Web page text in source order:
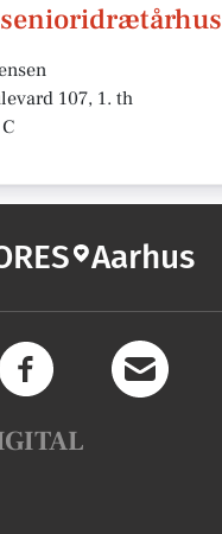
107, 1. th
Aarhus